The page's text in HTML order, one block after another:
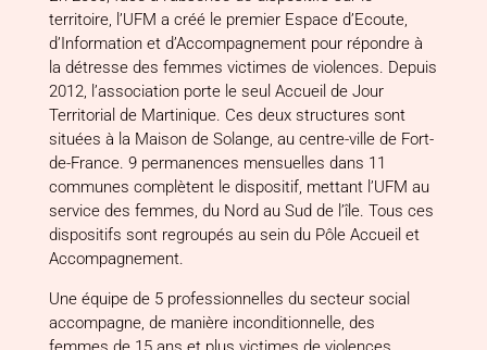
territoire, l’UFM a créé le premier Espace d’Ecoute,
d’Information et d’Accompagnement pour répondre à
la détresse des femmes victimes de violences. Depuis
2012, l’association porte le seul Accueil de Jour
Territorial de Martinique. Ces deux structures sont
situées à la Maison de Solange, au centre-ville de Fort-
de-France. 9 permanences mensuelles dans 11
communes complètent le dispositif, mettant l’UFM au
service des femmes, du Nord au Sud de l’île. Tous ces
dispositifs sont regroupés au sein du Pôle Accueil et
Accompagnement.
Une équipe de 5 professionnelles du secteur social
accompagne, de manière inconditionnelle, des